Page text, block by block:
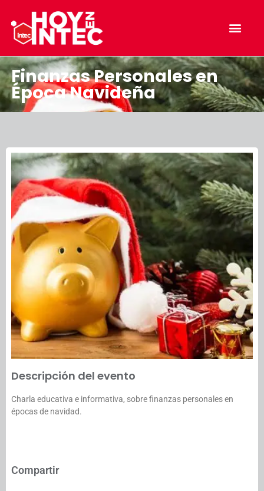
Finanzas Personales en
Época Navideña
Descripción del evento
Charla educativa e informativa, sobre finanzas personales en
épocas de navidad.
Compartir